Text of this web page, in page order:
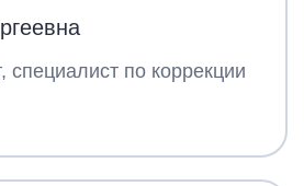
специалист по коррекции